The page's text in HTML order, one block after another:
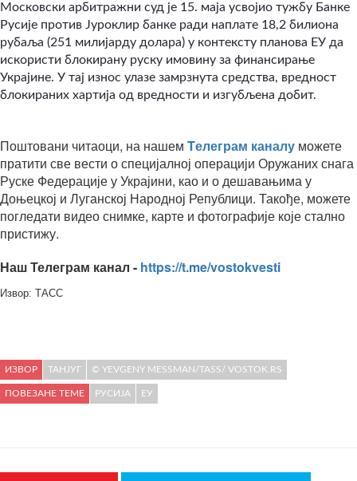
Московски арбитражни суд је 15. маја усвојио тужбу Банке
Русије против Јуроклир банке ради наплате 18,2 билиона
рубаља (251 милијарду долара) у контексту планова ЕУ да
искористи блокирану руску имовину за финансирање
Украјине. У тај износ улазе замрзнута средства, вредност
блокираних хартија од вредности и изгубљена добит.
Поштовани читаоци, на нашем Tелеграм каналу можете
пратити све вести о специјалној операцији Оружаних снага
Руске Федерације у Украјини, као и о дешавањима у
Доњецкој и Луганској Народној Републици. Такође, можете
погледати видео снимке, карте и фотографије које стално
пристижу.
Наш Телеграм канал - https://t.me/vostokvesti
Извор: ТАСС
ИЗВОР ТАНЈУГ © YEVGENY MESSMAN/TASS/ VOSTOK.RS
ПОВЕЗАНЕ ТЕМЕ РУСИЈА ЕУ